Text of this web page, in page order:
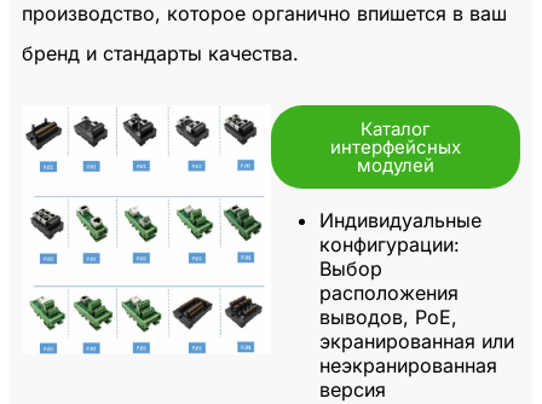
производство, которое органично впишется в ваш
бренд и стандарты качества.
Индивидуальные
конфигурации:
Выбор
расположения
выводов, PoE,
экранированная или
неэкранированная
версия
Каталог
интерфейсных
модулей